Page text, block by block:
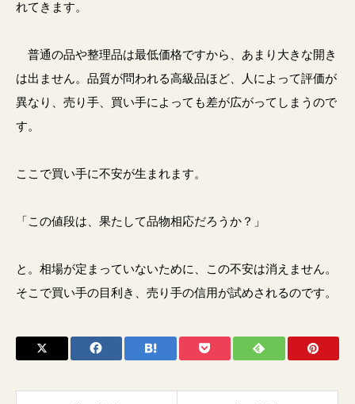
れてきます。
普通の品や整理品は最低価格ですから、あまり大きな開き
は出ません。品質が問われる高級品ほど、人によって評価が
異なり、売り手、買い手によっても差が広がってしまうので
す。
ここで買い手に不安が生まれます。
「この値段は、果たして品物相応だろうか？」
と。相場が定まっていないために、この不安は消えません。
そこで買い手の目利き、売り手の信用が試めされるのです。